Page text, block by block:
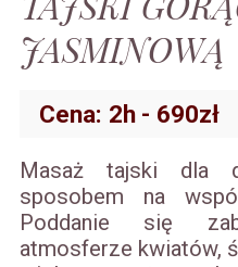
JASMINOWĄ
Cena: 2h - 690zł
Masaż tajski dla
sposobem na
Poddanie się
atmosferze kwiatów,